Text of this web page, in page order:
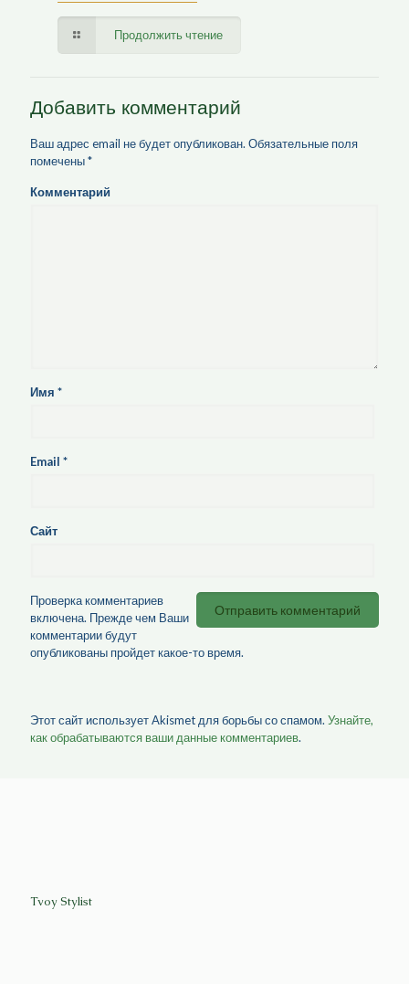
Продолжить чтение
Добавить комментарий
Ваш адрес email не будет опубликован. Обязательные поля
помечены*
Комментарий
Имя *
Email *
Сайт
Проверка комментариев
включена. Прежде чем Ваши
комментарии будут
опубликованы пройдет какое-то время.
Этот сайт использует Akismet для борьбы со спамом. Узнайте,
как обрабатываются ваши данные комментариев.
Tvoy Stylist